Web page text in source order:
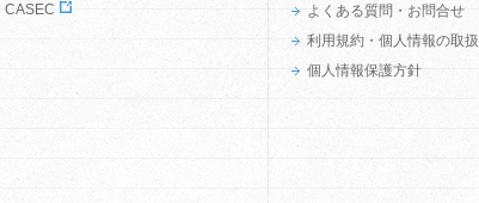
CASEC
よくある質問・お問合せ
利用規約・個人情報の取扱
個人情報保護方針